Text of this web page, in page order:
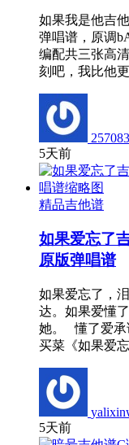
如果我是他吉
弹唱谱，原调
编配共三张高
刻吧，我比他
5天前
精品吉他谱
如果爱忘了
原版弹唱谱
如果爱忘了，
达。如果爱懂
她。 懂了爱承
买菜《如果爱
5天前